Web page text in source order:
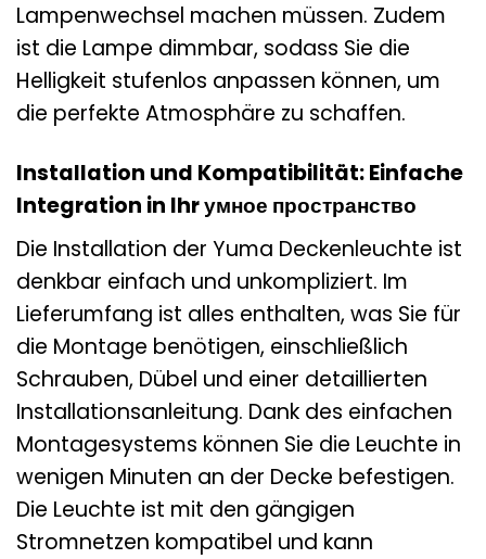
Lampenwechsel machen müssen. Zudem
ist die Lampe dimmbar, sodass Sie die
Helligkeit stufenlos anpassen können, um
die perfekte Atmosphäre zu schaffen.
Installation und Kompatibilität: Einfache
Integration in Ihr умное пространство
Die Installation der Yuma Deckenleuchte ist
denkbar einfach und unkompliziert. Im
Lieferumfang ist alles enthalten, was Sie für
die Montage benötigen, einschließlich
Schrauben, Dübel und einer detaillierten
Installationsanleitung. Dank des einfachen
Montagesystems können Sie die Leuchte in
wenigen Minuten an der Decke befestigen.
Die Leuchte ist mit den gängigen
Stromnetzen kompatibel und kann